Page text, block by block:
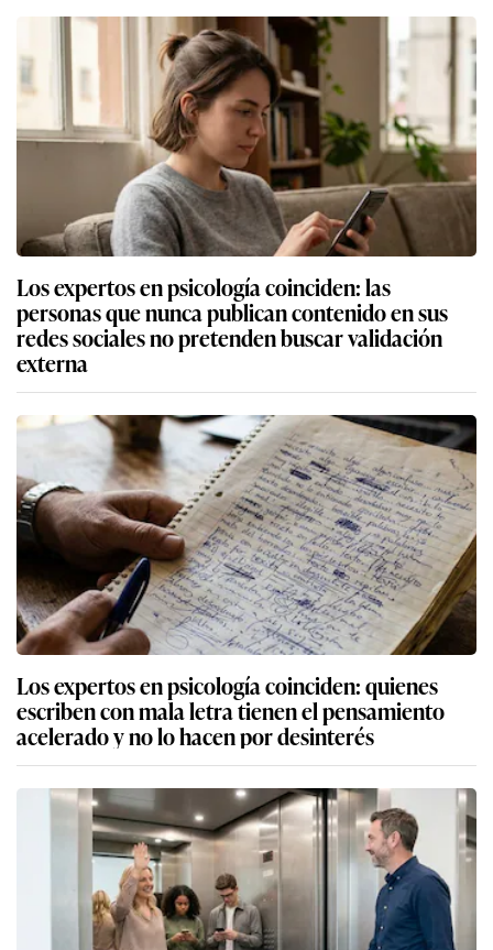
Los expertos en psicología coinciden: las
personas que nunca publican contenido en sus
redes sociales no pretenden buscar validación
externa
Los expertos en psicología coinciden: quienes
escriben con mala letra tienen el pensamiento
acelerado y no lo hacen por desinterés